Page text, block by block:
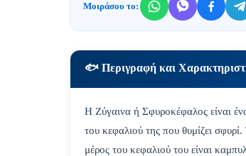
Μοιράσου το:
🐟 Περιγραφή και
Η Ζύγαινα ή Σφυροκέφαλος είναι
του κεφαλιού της που θυμίζει
μέρος του κεφαλιού του είναι